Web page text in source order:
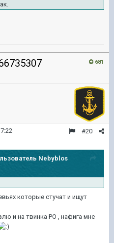
681
#20
Nebyblos
которые стучат и ищут
и на твинка РО , нафига мне